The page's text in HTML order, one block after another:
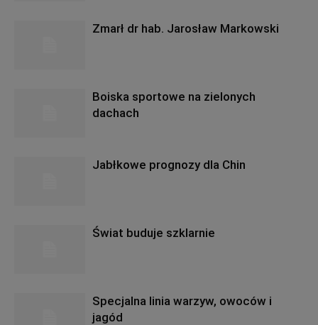
Zmarł dr hab. Jarosław Markowski
Boiska sportowe na zielonych
dachach
Jabłkowe prognozy dla Chin
Świat buduje szklarnie
Specjalna linia warzyw, owoców i
jagód